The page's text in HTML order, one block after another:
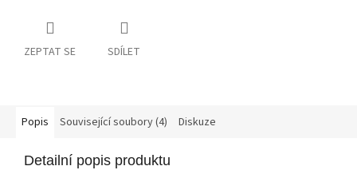
ZEPTAT SE SDÍLET
Popis Související soubory (4) Diskuze
Detailní popis produktu